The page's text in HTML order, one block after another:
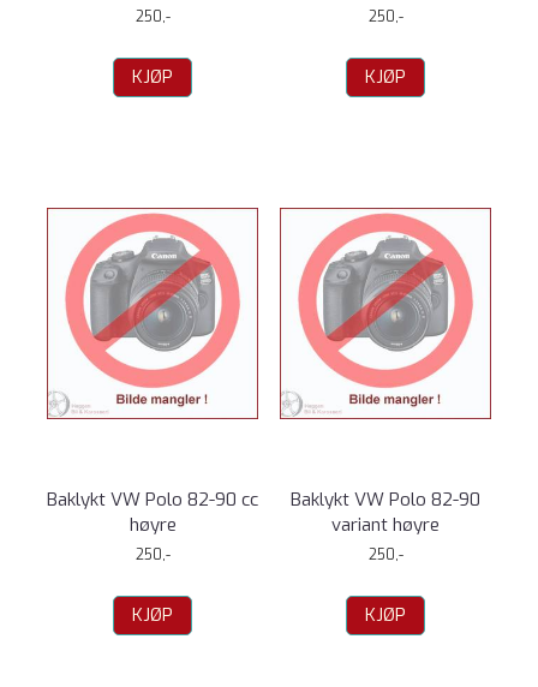
250,-
KJØP
250,-
KJØP
Baklykt VW Polo 82-90 cc
høyre
250,-
KJØP
Baklykt VW Polo 82-90
variant høyre
250,-
KJØP